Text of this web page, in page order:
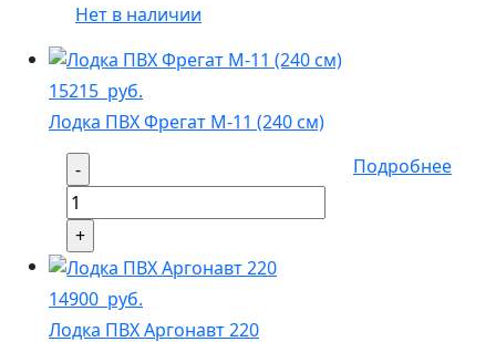
Нет в наличии
15215 руб.
Лодка ПВХ Фрегат М-11 (240 см)
Подробнее
14900 руб.
Лодка ПВХ Аргонавт 220